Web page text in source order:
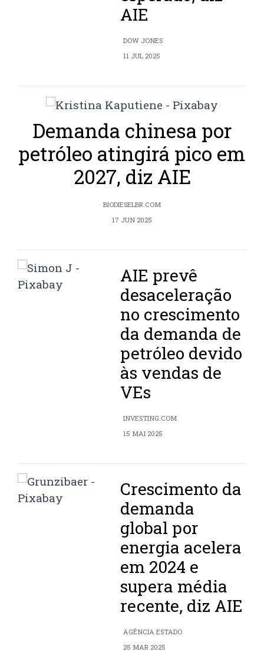
AIE
DOW JONES
11 JUL 2025
Demanda chinesa por
petróleo atingirá pico em
2027, diz AIE
BIODIESELBR.COM
17 JUN 2025
AIE prevê
desaceleração
no crescimento
da demanda de
petróleo devido
às vendas de
VEs
INVESTING.COM
15 MAI 2025
Crescimento da
demanda
global por
energia acelera
em 2024 e
supera média
recente, diz AIE
AGÊNCIA ESTADO
25 MAR 2025